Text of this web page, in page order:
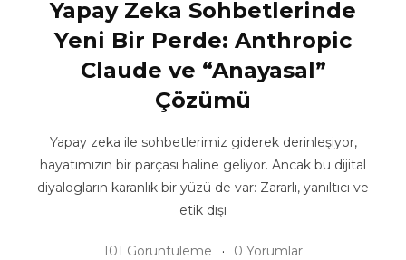
Yapay Zeka Sohbetlerinde
Yeni Bir Perde: Anthropic
Claude ve “Anayasal”
Çözümü
Yapay zeka ile sohbetlerimiz giderek derinleşiyor,
hayatımızın bir parçası haline geliyor. Ancak bu dijital
diyalogların karanlık bir yüzü de var: Zararlı, yanıltıcı ve
etik dışı
101 Görüntüleme 0 Yorumlar